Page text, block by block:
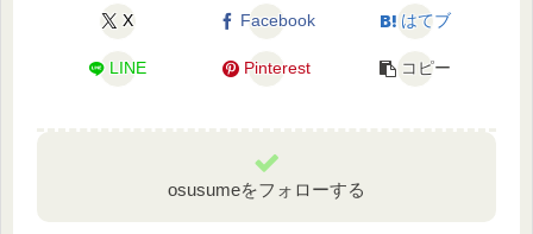
X Facebook はてブ
LINE Pinterest コピー
osusumeをフォローする